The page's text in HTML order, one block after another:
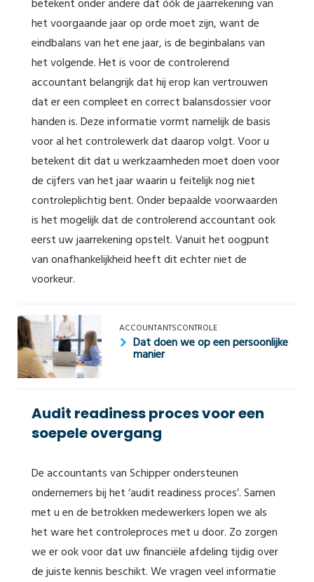
betekent onder andere dat óók de jaarrekening van
het voorgaande jaar op orde moet zijn, want de
eindbalans van het ene jaar, is de beginbalans van
het volgende. Het is voor de controlerend
accountant belangrijk dat hij erop kan vertrouwen
dat er een compleet en correct balansdossier voor
handen is. Deze informatie vormt namelijk de basis
voor al het controlewerk dat daarop volgt. Voor u
betekent dit dat u werkzaamheden moet doen voor
de cijfers van het jaar waarin u feitelijk nog niet
controleplichtig bent. Onder bepaalde voorwaarden
is het mogelijk dat de controlerend accountant ook
eerst uw jaarrekening opstelt. Vanuit het oogpunt
van onafhankelijkheid heeft dit echter niet de
voorkeur.
ACCOUNTANTSCONTROLE
Dat doen we op een persoonlijke
manier
Audit readiness proces voor een
soepele overgang
De accountants van Schipper ondersteunen
ondernemers bij het ‘audit readiness proces’. Samen
met u en de betrokken medewerkers lopen we als
het ware het controleproces met u door. Zo zorgen
we er ook voor dat uw financiële afdeling tijdig over
de juiste kennis beschikt. We vragen veel informatie